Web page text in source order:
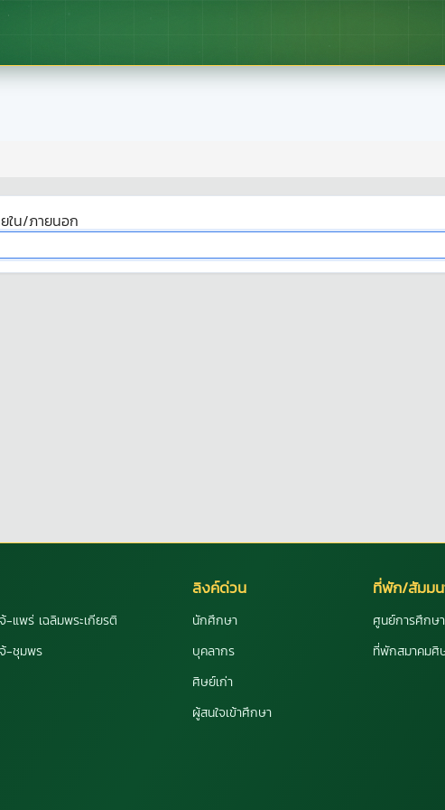
ใน/ภายนอก
-แพร่ เฉลิมพระเกียรติ
จ้-ชุมพร
ลิงค์ด่วน
นักศึกษา
บุคลากร
ศิษย์เก่า
ผู้สนใจเข้าศึกษา
ที่พัก/สัมม
ศูนย์การศึกษ
ที่พักสมาคมศิ